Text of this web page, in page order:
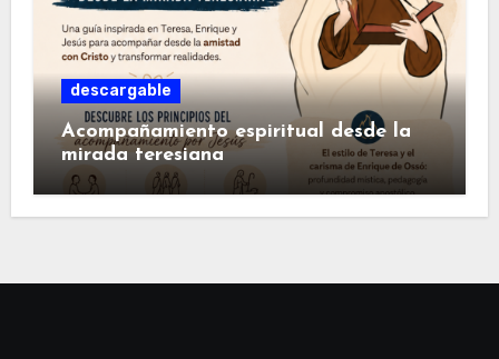
descargable
Acompañamiento espiritual desde la
mirada teresiana